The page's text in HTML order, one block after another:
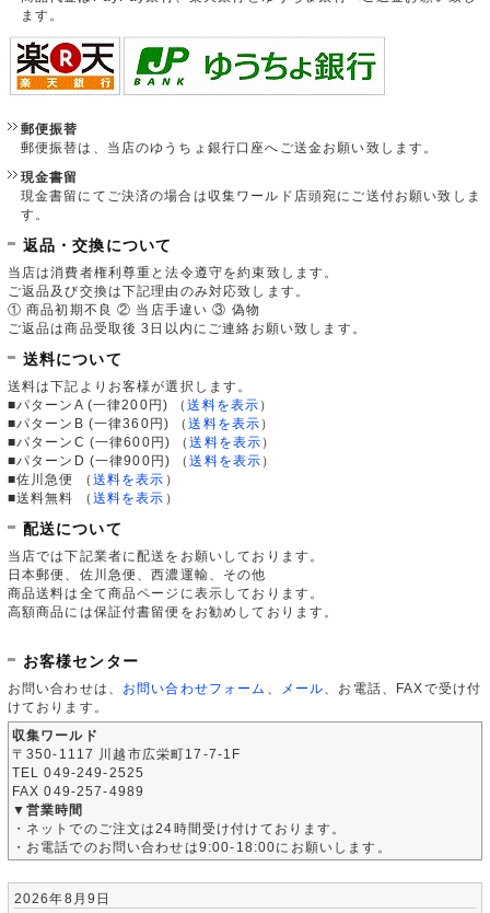
ます。
郵便振替
郵便振替は、当店のゆうちょ銀行口座へご送金お願い致します。
現金書留
現金書留にてご決済の場合は収集ワールド店頭宛にご送付お願い致しま
す。
返品・交換について
当店は消費者権利尊重と法令遵守を約束致します。
ご返品及び交換は下記理由のみ対応致します。
① 商品初期不良 ② 当店手違い ③ 偽物
ご返品は商品受取後 3日以内にご連絡お願い致します。
送料について
送料は下記よりお客様が選択します。
■パターンA (一律200円)
（送料を表示 ）
■パターンB (一律360円)
（送料を表示 ）
■パターンC (一律600円)
（送料を表示 ）
■パターンD (一律900円)
（送料を表示 ）
■佐川急便
（ 送料を表示 ）
■送料無料
（ 送料を表示 ）
配送について
当店では下記業者に配送をお願いしております。
日本郵便、佐川急便、西濃運輸、その他
商品送料は全て商品ページに表示しております。
高額商品には保証付書留便をお勧めしております。
お客様センター
お問い合わせは、 お問い合わせフォーム メール 、お電話、FAXで受け付
けております。
収集ワールド
〒350-1117 川越市広栄町17-7-1F
TEL 049-249-2525
FAX 049-257-4989
▼営業時間
・ネットでのご注文は24時間受け付けております。
・お電話でのお問い合わせは9:00-18:00にお願いします。
2026年8月9日